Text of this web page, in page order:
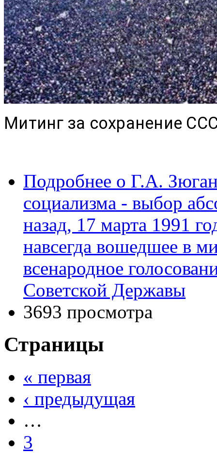
Митинг за сохранение
Подробнее о Г.А.
социализма - выбор
назад, 17 марта 1991
навсегда вошедшее в
всенародное
Советской Державы
3693 просмотра
Страницы
« первая
‹ предыдущая
…
3